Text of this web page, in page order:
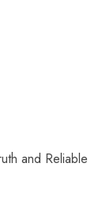
and Reliable